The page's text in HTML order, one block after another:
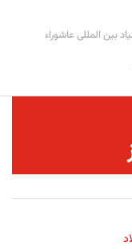
بین المللی عاشوراء